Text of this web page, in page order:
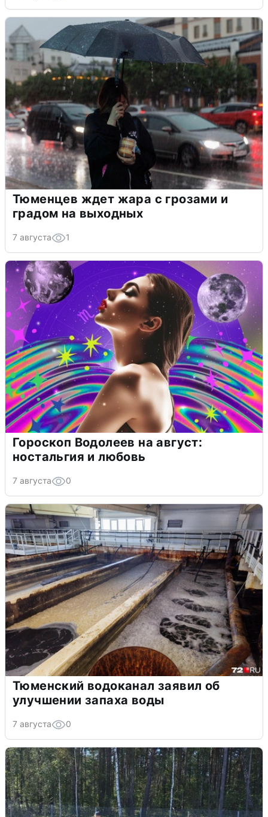
Тюменцев ждет жара с грозами и
градом на выходных
7 августа 1
Гороскоп Водолеев на август:
ностальгия и любовь
7 августа 0
Тюменский водоканал заявил об
улучшении запаха воды
7 августа 0